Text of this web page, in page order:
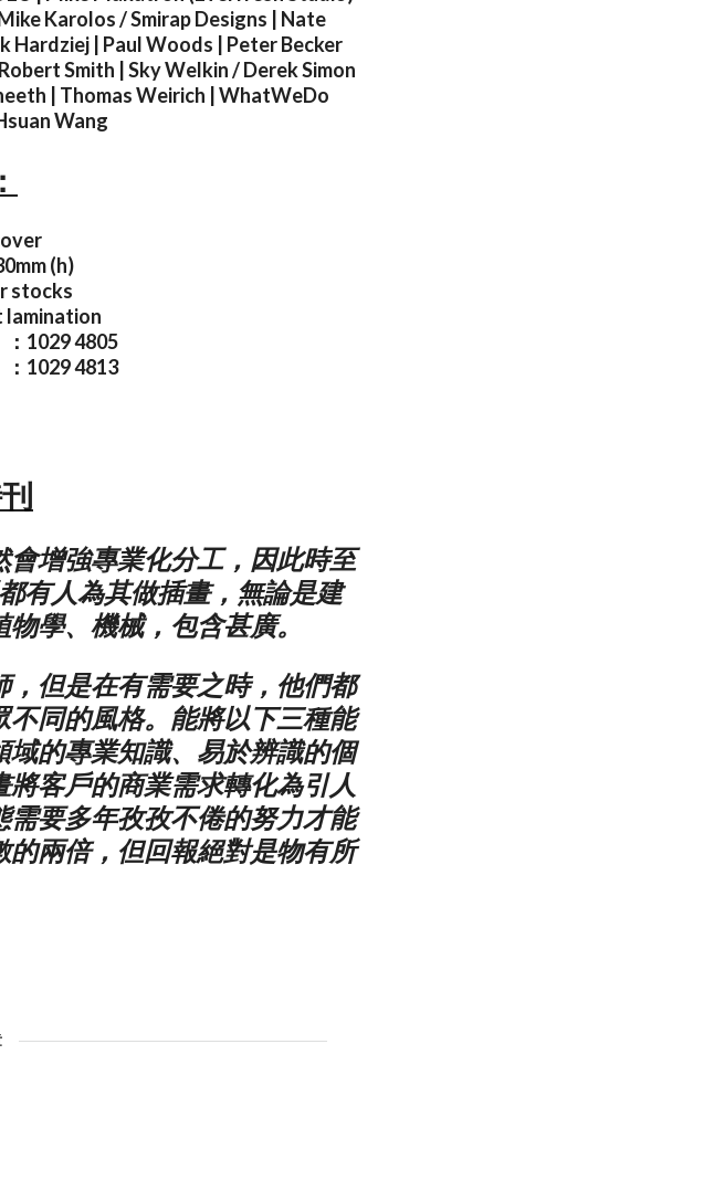
Karolos / Smirap Designs | Nate
Hardziej | Paul Woods | Peter Becker
Smith | Sky Welkin / Derek Simon
| Thomas Weirich | WhatWeDo
Wang
(h)
stocks
lamination
：1029 4805
：1029 4813
增強專業化分工，因此時至
有人為其做插畫，無論是建
學、機械，包含甚廣。
但是在有需要之時，他們都
同的風格。能將以下三種能
的專業知識、易於辨識的個
客戶的商業需求轉化為引人
要多年孜孜不倦的努力才能
兩倍，但回報絕對是物有所